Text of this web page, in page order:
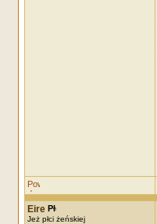
Eire
Jeż płci żeńskiej